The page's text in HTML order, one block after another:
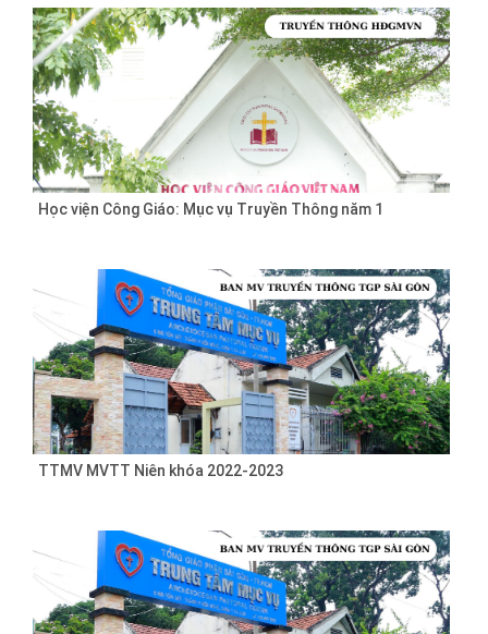
Học viện Công Giáo: Mục vụ Truyền Thông năm 1
TTMV MVTT Niên khóa 2022-2023